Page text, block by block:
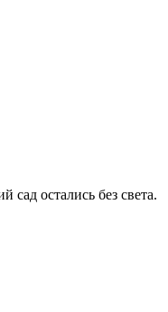
остались без света.